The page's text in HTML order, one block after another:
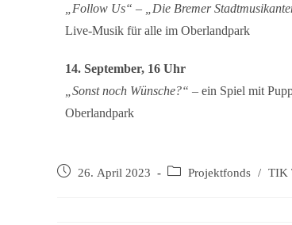
„Follow Us“ – „Die Bremer
Live-Musik für alle im Oberlandpark
14. September, 16 Uhr
„Sonst noch Wünsche?“ – ein Spiel mit
Oberlandpark
26. April 2023 Projektfonds / TIK